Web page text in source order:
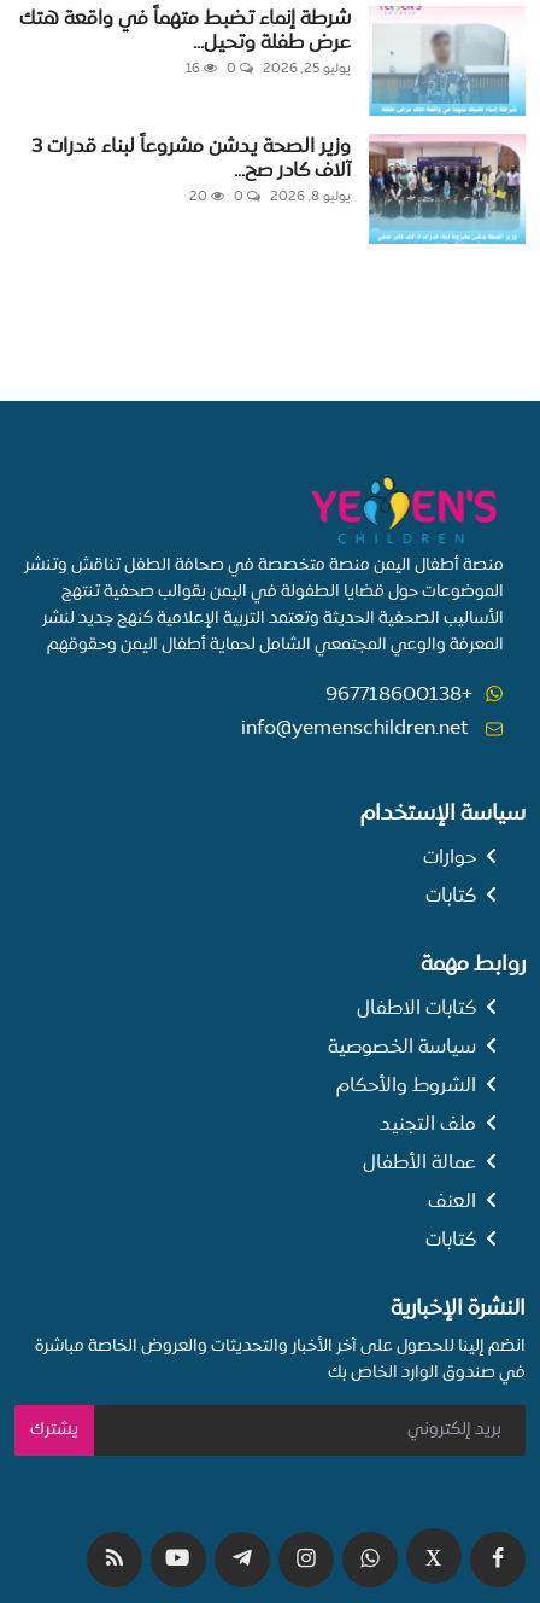
شرطة إنماء تضبط متهماً في واقعة هتك
عرض طفلة وتحيل...
يوليو 25, 2026
وزير الصحة يدشن مشروعاً لبناء قدرات 3
آلاف كادر صح...
يوليو 8, 2026
منصة أطفال اليمن منصة متخصصة في صحافة الطفل تناقش وتنشر
الموضوعات حول قضايا الطفولة في اليمن بقوالب صحفية تنتهج
الأساليب الصحفية الحديثة وتعتمد التربية الإعلامية كنهج جديد لنشر
المعرفة والوعي المجتمعي الشامل لحماية أطفال اليمن وحقوقهم
+967718600138
info@yemenschildren.net
سياسة الإستخدام
حوارات
كتابات
روابط مهمة
كتابات الاطفال
سياسة الخصوصية
الشروط والأحكام
ملف التجنيد
عمالة الأطفال
العنف
كتابات
النشرة الإخبارية
انضم إلينا للحصول على آخر الأخبار والتحديثات والعروض الخاصة مباشرة
في صندوق الوارد الخاص بك
يشترك